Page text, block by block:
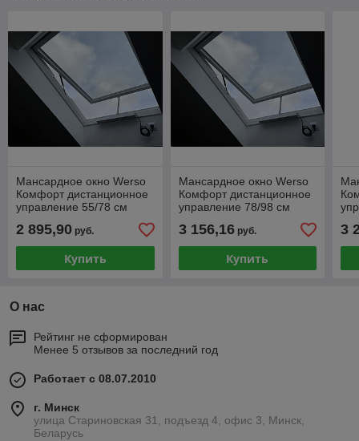
Мансардное окно Werso
Комфорт дистанционное
управление 55/78 см
стеклопакет
2 895,90 руб.
Купить
Мансардное окно Werso
Комфорт дистанционное
управление 78/98 см
стеклопакет
3 156,16руб.
Купить
3
О нас
Рейтинг не сформирован
Менее 5 отзывов за последний год
Работает с 08.07.2010
г. Минск
улица Стариновская 31, подъезд 4, офис 3, Минск,
Беларусь